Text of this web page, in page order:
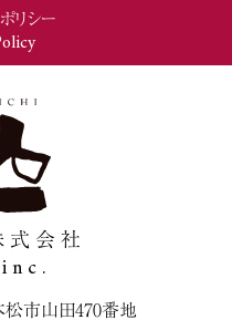
リシー
式会社
松市山田470番地